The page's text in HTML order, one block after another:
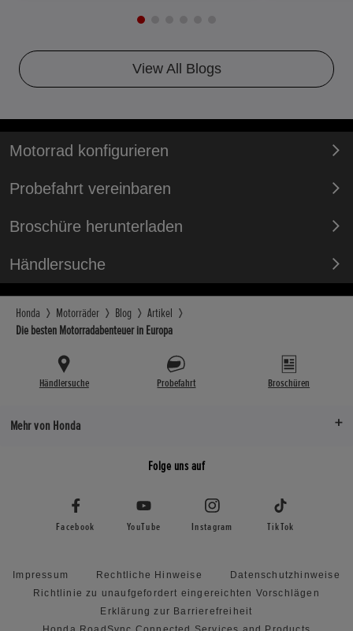
View All Blogs
Motorrad konfigurieren
Probefahrt vereinbaren
Broschüre herunterladen
Händlersuche
Honda Motorräder Blog
Artikel
Die besten Motorradabenteuer in Europa
Händlersuche Probefahrt Broschüren
Mehr von Honda
Folge uns auf
Facebook YouTube Instagram TikTok
Impressum Rechtliche Hinweise
Datenschutzhinweise
Richtlinie zu unaufgefordert eingereichten Vorschlägen
Erklärung zur Barrierefreiheit